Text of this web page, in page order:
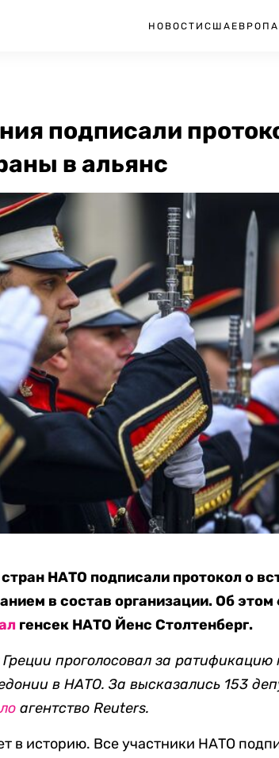
НОВОСТИ США ЕВРОПА
подписали
в альянс
НАТО подписали протокол о
в состав организации. Об
генсек НАТО Йенс Столтенберг.
проголосовал за ратификацию
в НАТО. За высказались 153
агентство Reuters.
в историю. Все участники НАТО